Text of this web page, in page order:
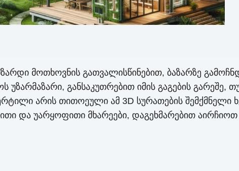
მოთხოვნის გათვალისწინებით, ბაზარზე
უზარმაზარი, განსაკუთრებით იმის გაგების გარეშე,
არის თითოეული ამ 3D სურათების
და უარყოფითი მხარეები, დაგეხმარებით